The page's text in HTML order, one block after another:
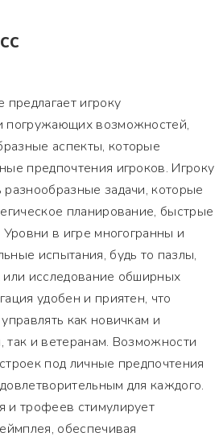
игроку
погружающих возможностей,
аспекты, которые
предпочтения игроков. Игроку
разнообразные задачи, которые
планирование, быстрые
в игре многогранны и
испытания, будь то пазлы,
исследование обширных
удобен и приятен, что
как новичкам и
и ветеранам. Возможности
под личные предпочтения
для каждого.
и трофеев стимулирует
обеспечивая